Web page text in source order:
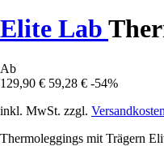
Elite Lab
Ab
129,90 € 59,28 € -54%
inkl. MwSt. zzgl. Versandkosten
Thermoleggings mit Trägern